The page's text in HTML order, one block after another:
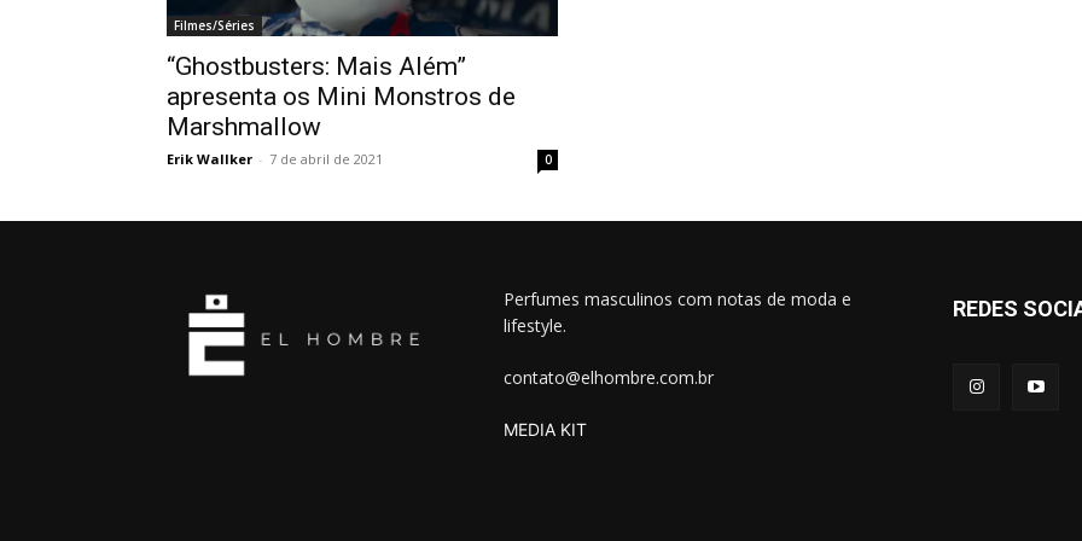
Filmes/Séries
“Ghostbusters: Mais Além”
apresenta os Mini Monstros de
Marshmallow
Erik Wallker - 7 de abril de 2021 0
Perfumes masculinos com notas de moda e
lifestyle.
contato@elhombre.com.br
MEDIA KIT
REDES